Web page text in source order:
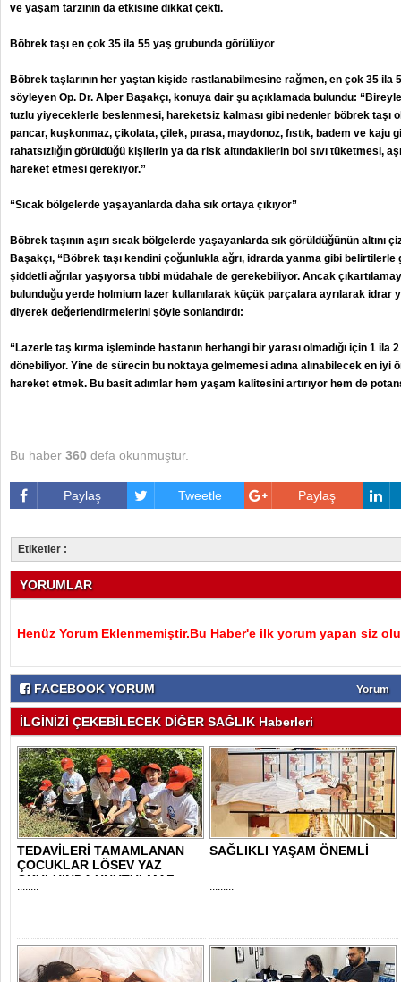
ve yaşam tarzının da etkisine dikkat çekti.
Böbrek taşı en çok 35 ila 55 yaş grubunda görülüyor
Böbrek taşlarının her yaştan kişide rastlanabilmesine rağmen, en çok 35 ila
söyleyen Op. Dr. Alper Başakçı, konuya dair şu açıklamada bulundu:
tuzlu yiyeceklerle beslenmesi, hareketsiz kalması gibi nedenler böbrek taşı
pancar, kuşkonmaz, çikolata, çilek, pırasa, maydonoz, fıstık, badem ve kaju
rahatsızlığın görüldüğü kişilerin ya da risk altındakilerin bol sıvı tüketmesi,
hareket etmesi gerekiyor.”
“Sıcak bölgelerde yaşayanlarda daha sık ortaya çıkıyor”
Böbrek taşının aşırı sıcak bölgelerde yaşayanlarda sık görüldüğünün altını
Başakçı, “Böbrek taşı kendini çoğunlukla ağrı, idrarda yanma gibi
şiddetli ağrılar yaşıyorsa tıbbi müdahale de gerekebiliyor. Ancak
bulunduğu yerde holmium lazer kullanılarak küçük parçalara ayrılarak idrar
diyerek değerlendirmelerini şöyle sonlandırdı:
“Lazerle taş kırma işleminde hastanın herhangi bir yarası olmadığı için 1 ila
dönebiliyor. Yine de sürecin bu noktaya gelmemesi adına alınabilecek en iyi
hareket etmek. Bu basit adımlar hem yaşam kalitesini artırıyor hem de
Bu haber 360 defa okunmuştur.
Paylaş Tweetle Paylaş
Etiketler :
YORUMLAR
Henüz Yorum Eklenmemiştir.Bu Haber'e ilk yorum yapan siz
FACEBOOK YORUM Yorum
İLGİNİZİ ÇEKEBİLECEK DİĞER SAĞLIK Haberleri
TEDAVİLERİ TAMAMLANAN
ÇOCUKLAR LÖSEV YAZ
OKULU’NDA UNUTULMAZ..
........
SAĞLIKLI YAŞAM ÖNEMLİ
.........